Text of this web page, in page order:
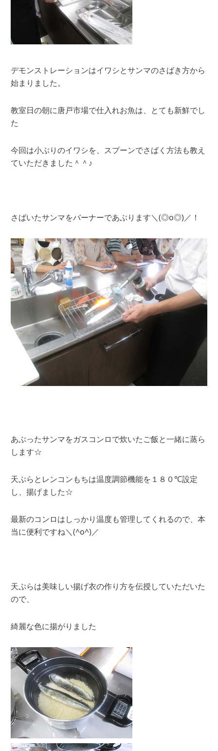
デモンストレーションはイワシとサンマのさばき方から
始まりました。
教室日の朝に唐戸市場で仕入れお魚は、とても新鮮でし
た
今回は小ぶりのイワシを、スプーンでさばく方法も教え
ていただきました＾＾♪
さばいたサンマをバーナーであぶります＼(◎o◎)／！
あぶったサンマをガスコンロで炊いたご飯と一緒に蒸ら
します☆
天ぷらとレンコンもちは温度調節機能を１８０℃設定
し、揚げました☆
最新のコンロはしっかり温度も管理してくれるので、本
当に便利ですね＼(^o^)／
天ぷらは美味しい揚げ衣の作り方を伝授していただいた
ので、
綺麗な色に揚がりました